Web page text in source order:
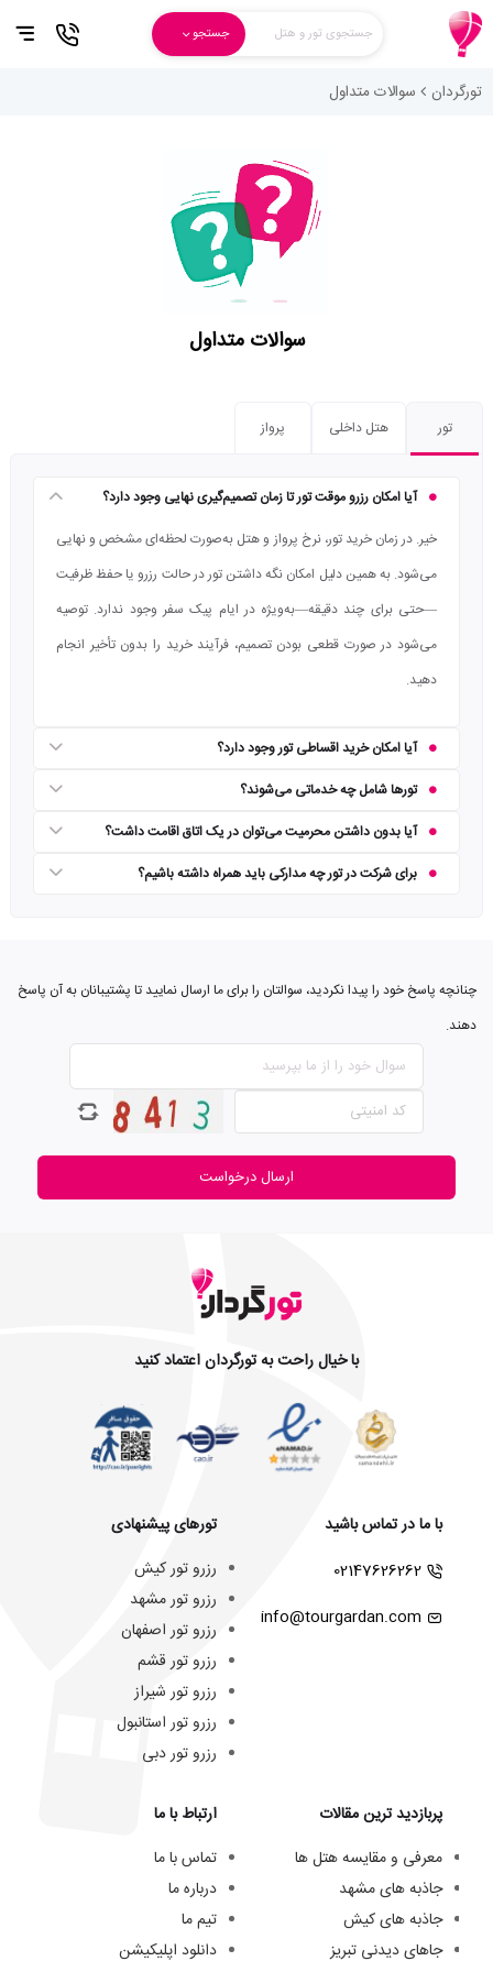
جستجوی تور و هتل جستجو
تورگردان سوالات متداول
سوالات متداول
تور هتل داخلی پرواز
آیا امکان رزرو موقت تور تا زمان تصمیم‌گیری نهایی وجود دارد؟
خیر. در زمان خرید تور، نرخ پرواز و هتل به‌صورت لحظه‌ای مشخص و نهایی
می‌شود. به همین دلیل امکان نگه داشتن تور در حالت رزرو یا حفظ ظرفیت
—حتی برای چند دقیقه—به‌ویژه در ایام پیک سفر وجود ندارد. توصیه
می‌شود در صورت قطعی بودن تصمیم، فرآیند خرید را بدون تأخیر انجام
دهید.
آیا امکان خرید اقساطی تور وجود دارد؟
تورها شامل چه خدماتی می‌شوند؟
آیا بدون داشتن محرمیت می‌توان در یک اتاق اقامت داشت؟
برای شرکت در تور چه مدارکی باید همراه داشته باشیم؟
چنانچه پاسخ خود را پیدا نکردید، سوالتان را برای ما ارسال نمایید تا پشتیبانان به آن پاسخ
دهند.
ارسال درخواست
با خیال راحت به تورگردان اعتماد کنید
با ما در تماس باشید
02147626262
info@tourgardan.com
تورهای پیشنهادی
رزرو تور کیش
رزرو تور مشهد
رزرو تور اصفهان
رزرو تور قشم
رزرو تور شیراز
رزرو تور استانبول
رزرو تور دبی
پربازدید ترین مقالات
معرفی و مقایسه هتل ها
جاذبه های مشهد
جاذبه های کیش
جاهای دیدنی تبریز
ارتباط با ما
تماس با ما
درباره ما
تیم ما
دانلود اپلیکیشن